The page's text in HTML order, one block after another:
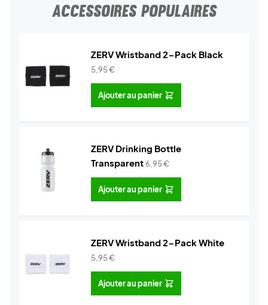
ACCESSOIRES POPULAIRES
ZERV Wristband 2-Pack Black
5,95€
Ajouter au panier
ZERV Drinking Bottle
Transparent6,95€
Ajouter au panier
ZERV Wristband 2-Pack White
5,95€
Ajouter au panier